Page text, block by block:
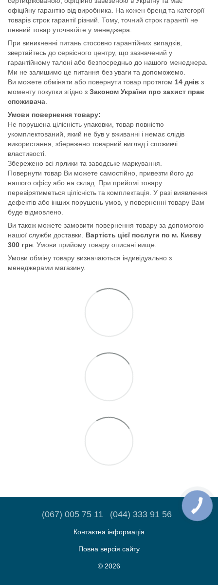
офіційну гарантію від виробника. На кожен бренд та категорії
товарів строк гарантії різний. Тому, точний строк гарантії не
певний товар уточнюйте у менеджера.
При виникненні питань стосовно гарантійних випадків,
звертайтесь до сервісного центру, що зазначений у
гарантійному талоні або безпосредньо до нашого менеджера.
Ми не залишимо це питання без уваги та допоможемо.
Ви можете обміняти або повернути товар протягом 14 днів з
моменту покупки згідно з Законом України про захист прав
споживача
Умови повернення товару:
Не порушена цілісність упаковки, товар повністю
укомплектований, який не був у вживанні і немає слідів
використання, збережено товарний вигляд і споживчі
властивості.
Збережено всі ярлики та заводське маркування.
Повернути товар Ви можете самостійно, привезти його до
нашого офісу або на склад. При прийомі товару
перевірятиметься цілісність та комплектація. У разі виявлення
дефектів або інших порушень умов, у поверненні товару Вам
буде відмовлено.
Ви також можете замовити повернення товару за допомогою
нашої служби доставки. Вартість цієї послуги по м. Києву
300 грн . Умови прийому товару описані вище.
Умови обміну товару визначаються індивідуально з
менеджерами магазину.
(067) 005 75 11 (044) 333 91 56
Контактна інформація
Повна версія сайту
© 2026